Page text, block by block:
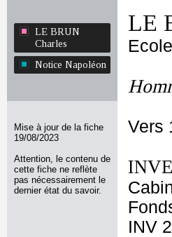
LE BRUN
Charles
Notice Napoléon
Mise à jour de la fiche
19/08/2023
Attention, le contenu de
cette fiche ne reflète
pas nécessairement le
dernier état du savoir.
LE
Vers
INV